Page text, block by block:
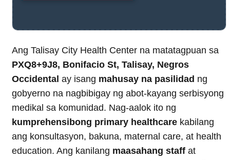
Ang Talisay City Health Center na matatagpuan sa
PXQ8+9J8, Bonifacio St, Talisay, Negros
Occidental ay isang mahusay na pasilidad ng
gobyerno na nagbibigay ng abot-kayang serbisyong
medikal sa komunidad. Nag-aalok ito ng
kumprehensibong primary healthcare kabilang
ang konsultasyon, bakuna, maternal care, at health
education. Ang kanilang maasahang staff at